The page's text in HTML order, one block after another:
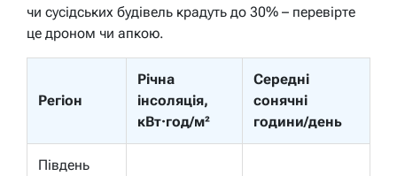
чи сусідських будівель крадуть до 30% – перевірте
це дроном чи апкою.
Регіон
Річна
інсоляція,
кВт·год/м²
Середні
сонячні
години/день
Південь